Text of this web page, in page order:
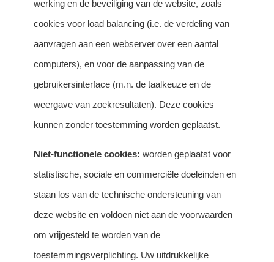
werking en de beveiliging van de website, zoals
cookies voor load balancing (i.e. de verdeling van
aanvragen aan een webserver over een aantal
computers), en voor de aanpassing van de
gebruikersinterface (m.n. de taalkeuze en de
weergave van zoekresultaten). Deze cookies
kunnen zonder toestemming worden geplaatst.
Niet-functionele cookies: worden geplaatst voor
statistische, sociale en commerciële doeleinden en
staan los van de technische ondersteuning van
deze website en voldoen niet aan de voorwaarden
om vrijgesteld te worden van de
toestemmingsverplichting. Uw uitdrukkelijke